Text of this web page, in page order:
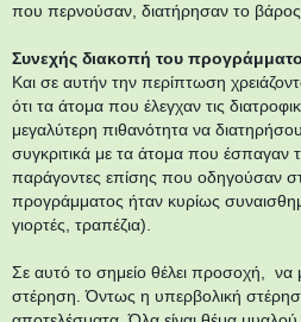
που περνούσαν, διατήρησαν το βάρος
Συνεχής διακοπή του
Και σε αυτήν την περίπτωση
ότι τα άτομα που έλεγχαν τις
μεγαλύτερη πιθανότητα να
συγκριτικά με τα άτομα που έσπαγαν
παράγοντες επίσης που οδηγούσαν
προγράμματος ήταν κυρίως
γιορτές, τραπέζια).
Σε αυτό το σημείο θέλει προσοχή,
στέρηση. Όντως η υπερβολική